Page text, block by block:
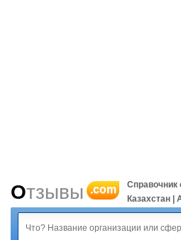
Отзывы .com
Справочник
Казахстан |